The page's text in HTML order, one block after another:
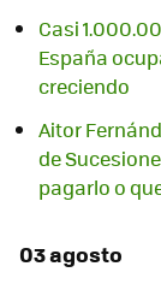
Casi
España
creciendo
Aitor
de
pagarlo o
03 agosto